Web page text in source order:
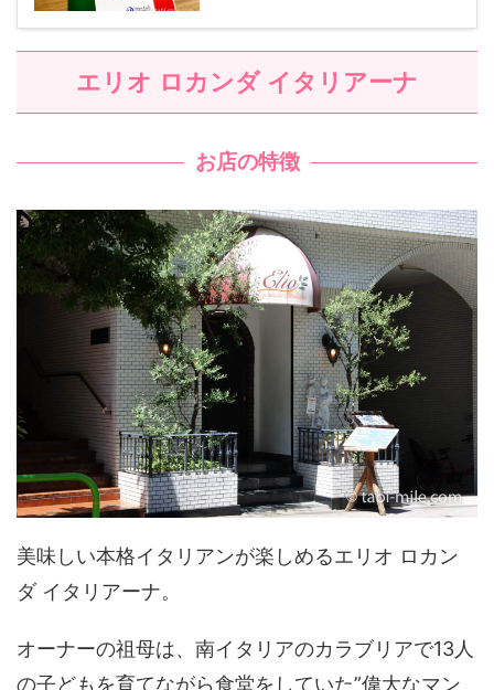
エリオ ロカンダ イタリアーナ
お店の特徴
美味しい本格イタリアンが楽しめるエリオ ロカン
ダ イタリアーナ。
オーナーの祖母は、南イタリアのカラブリアで13人
の子どもを育てながら食堂をしていた”偉大なマン